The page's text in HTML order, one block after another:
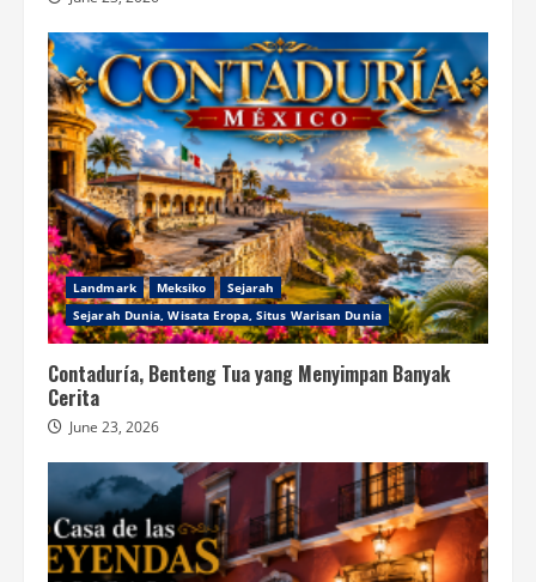
Landmark Meksiko
Sejarah
Sejarah Dunia, Wisata Eropa, Situs Warisan Dunia
Contaduría, Benteng Tua yang Menyimpan Banyak
Cerita
June 23, 2026